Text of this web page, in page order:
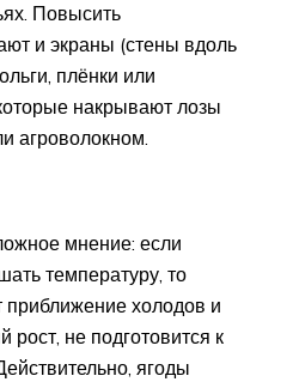
Повысить
и экраны (стены вдоль
плёнки или
накрывают лозы
агроволокном.
мнение: если
температуру, то
приближение холодов и
рост, не подготовится к
ягоды